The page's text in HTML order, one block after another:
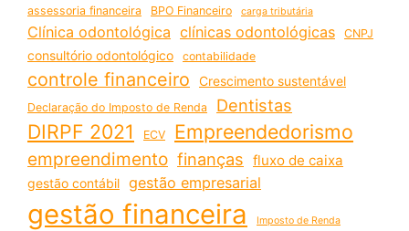
assessoria financeira
BPO Financeiro carga tributária
Clínica odontológica clínicas odontológicas CNPJ
consultório odontológico contabilidade
controle financeiro Crescimento sustentável
Declaração do Imposto de Renda Dentistas
DIRPF 2021 ECV Empreendedorismo
empreendimento finanças fluxo de caixa
gestão contábil gestão empresarial
gestão financeira Imposto de Renda